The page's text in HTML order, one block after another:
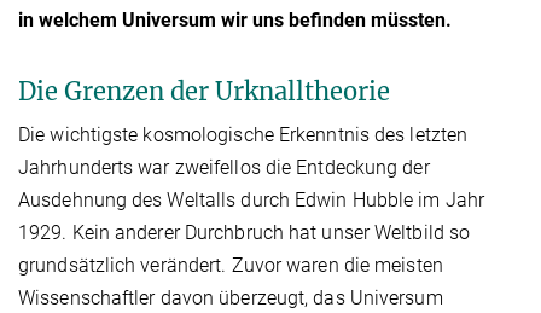
in welchem Universum wir uns befinden müssten.
Die Grenzen der Urknalltheorie
Die wichtigste kosmologische Erkenntnis des letzten
Jahrhunderts war zweifellos die Entdeckung der
Ausdehnung des Weltalls durch Edwin Hubble im Jahr
1929. Kein anderer Durchbruch hat unser Weltbild so
grundsätzlich verändert. Zuvor waren die meisten
Wissenschaftler davon überzeugt, das Universum